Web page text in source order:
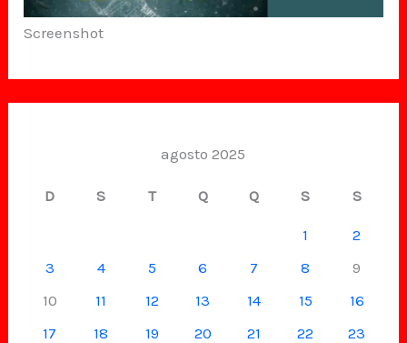
Screenshot
agosto 2025
D S T Q Q S S
1
2
3
4 5 6 7 8
9
10
11 12 13 14 15
16
17
18 19 20 21 22
23